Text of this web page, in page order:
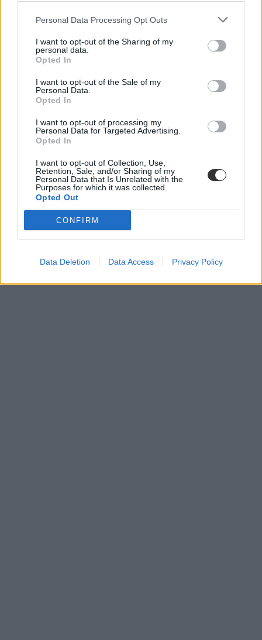
Personal Data Processing Opt Outs
I want to opt-out of the Sharing of my
personal data.
Opted In
I want to opt-out of the Sale of my
Personal Data.
Opted In
I want to opt-out of processing my
Personal Data for Targeted Advertising.
Opted In
I want to opt-out of Collection, Use,
Retention, Sale, and/or Sharing of my
Personal Data that Is Unrelated with the
Purposes for which it was collected.
Opted Out
CONFIRM
Data Deletion Data Access Privacy Policy
osztálytárs
hírességek
híres emberek